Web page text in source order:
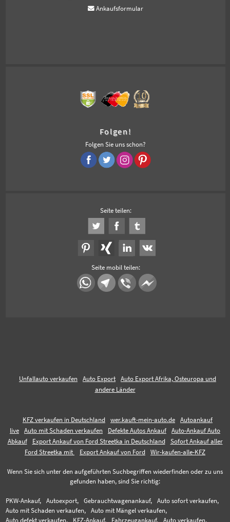
Ankaufsformular
Folgen!
Folgen Sie uns schon?
Seite teilen:
Seite mobil teilen:
Unfallauto verkaufen Auto Export
Auto Export Afrika, Osteuropa und
andere Länder
KFZ verkaufen in Deutschland wer.kauft-mein-auto.de
Autoankauf
live
Auto mit Schaden verkaufen Defekte Autos Ankauf
Auto-Ankauf Auto
Abkauf
Export Ankauf von Ford Streetka in Deutschland
Sofort Ankauf aller
Ford Streetka mit
Export Ankauf von Ford Wir-kaufen-alle-KFZ
Wenn Sie sich unter den aufgeführten Suchbegriffen wiederfinden oder zu uns
gefunden haben, sind Sie richtig:
PKW-Ankauf, Autoexport, Gebrauchtwagenankauf,
Auto sofort verkaufen,
Auto mit Schaden verkaufen,
Auto mit Mängel verkaufen,
Auto defekt verkaufen,
KFZ-Ankauf, Fahrzeugankauf, Auto verkaufen,